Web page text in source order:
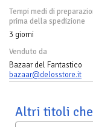
Tempi medi di
prima della spedizione
3 giorni
Venduto da
Bazaar del Fantastico
bazaar@delosstore.it
Altri titoli